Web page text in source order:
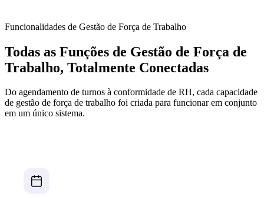
Funcionalidades de Gestão de Força de Trabalho
Todas as Funções de Gestão de Força de
Trabalho, Totalmente Conectadas
Do agendamento de turnos à conformidade de RH, cada capacidade
de gestão de força de trabalho foi criada para funcionar em conjunto
em um único sistema.